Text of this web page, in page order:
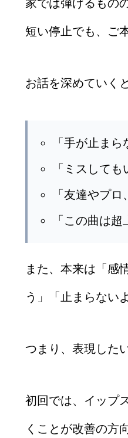
家では弾けるもの
短い停止でも、ご
お話を深めていく
「手が止ま
「ミスして
「友達やプ
「この曲は
また、本来は「感
う」「止まらない
つまり、表現した
初回では、イップ
くことが改善の方